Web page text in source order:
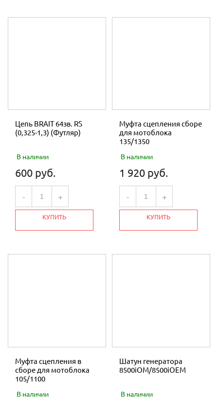
Цепь BRAIT 64зв. RS
(0,325-1,3) (Футляр)
В наличии
600 руб.
- +
КУПИТЬ
Муфта сцепления сборе
для мотоблока
135/1350
В наличии
1 920 руб.
- +
КУПИТЬ
Муфта сцепления в
сборе для мотоблока
105/1100
В наличии
Шатун генератора
8500iOM/8500iOEM
В наличии